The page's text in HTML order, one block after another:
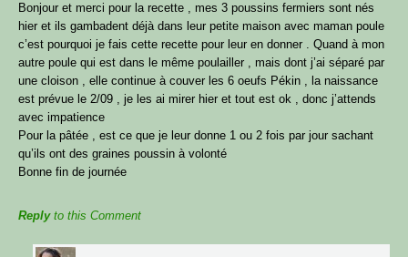
Bonjour et merci pour la recette , mes 3 poussins fermiers sont nés
hier et ils gambadent déjà dans leur petite maison avec maman poule
c’est pourquoi je fais cette recette pour leur en donner . Quand à mon
autre poule qui est dans le même poulailler , mais dont j’ai séparé par
une cloison , elle continue à couver les 6 oeufs Pékin , la naissance
est prévue le 2/09 , je les ai mirer hier et tout est ok , donc j’attends
avec impatience
Pour la pâtée , est ce que je leur donne 1 ou 2 fois par jour sachant
qu’ils ont des graines poussin à volonté
Bonne fin de journée
Replyto this Comment